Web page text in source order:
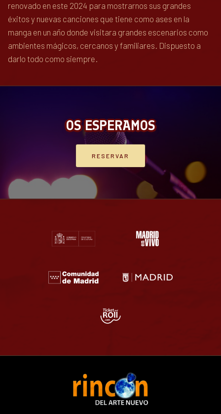
renovado en este 2024 para mostrarnos sus grandes
éxitos y nuevas canciones que tiene como ases en la
manga en un año donde visitara grandes escenarios como
ambientes mágicos, cercanos y familiares. Dispuesto a
darlo todo como siempre.
OS ESPERAMOS
RESERVAR